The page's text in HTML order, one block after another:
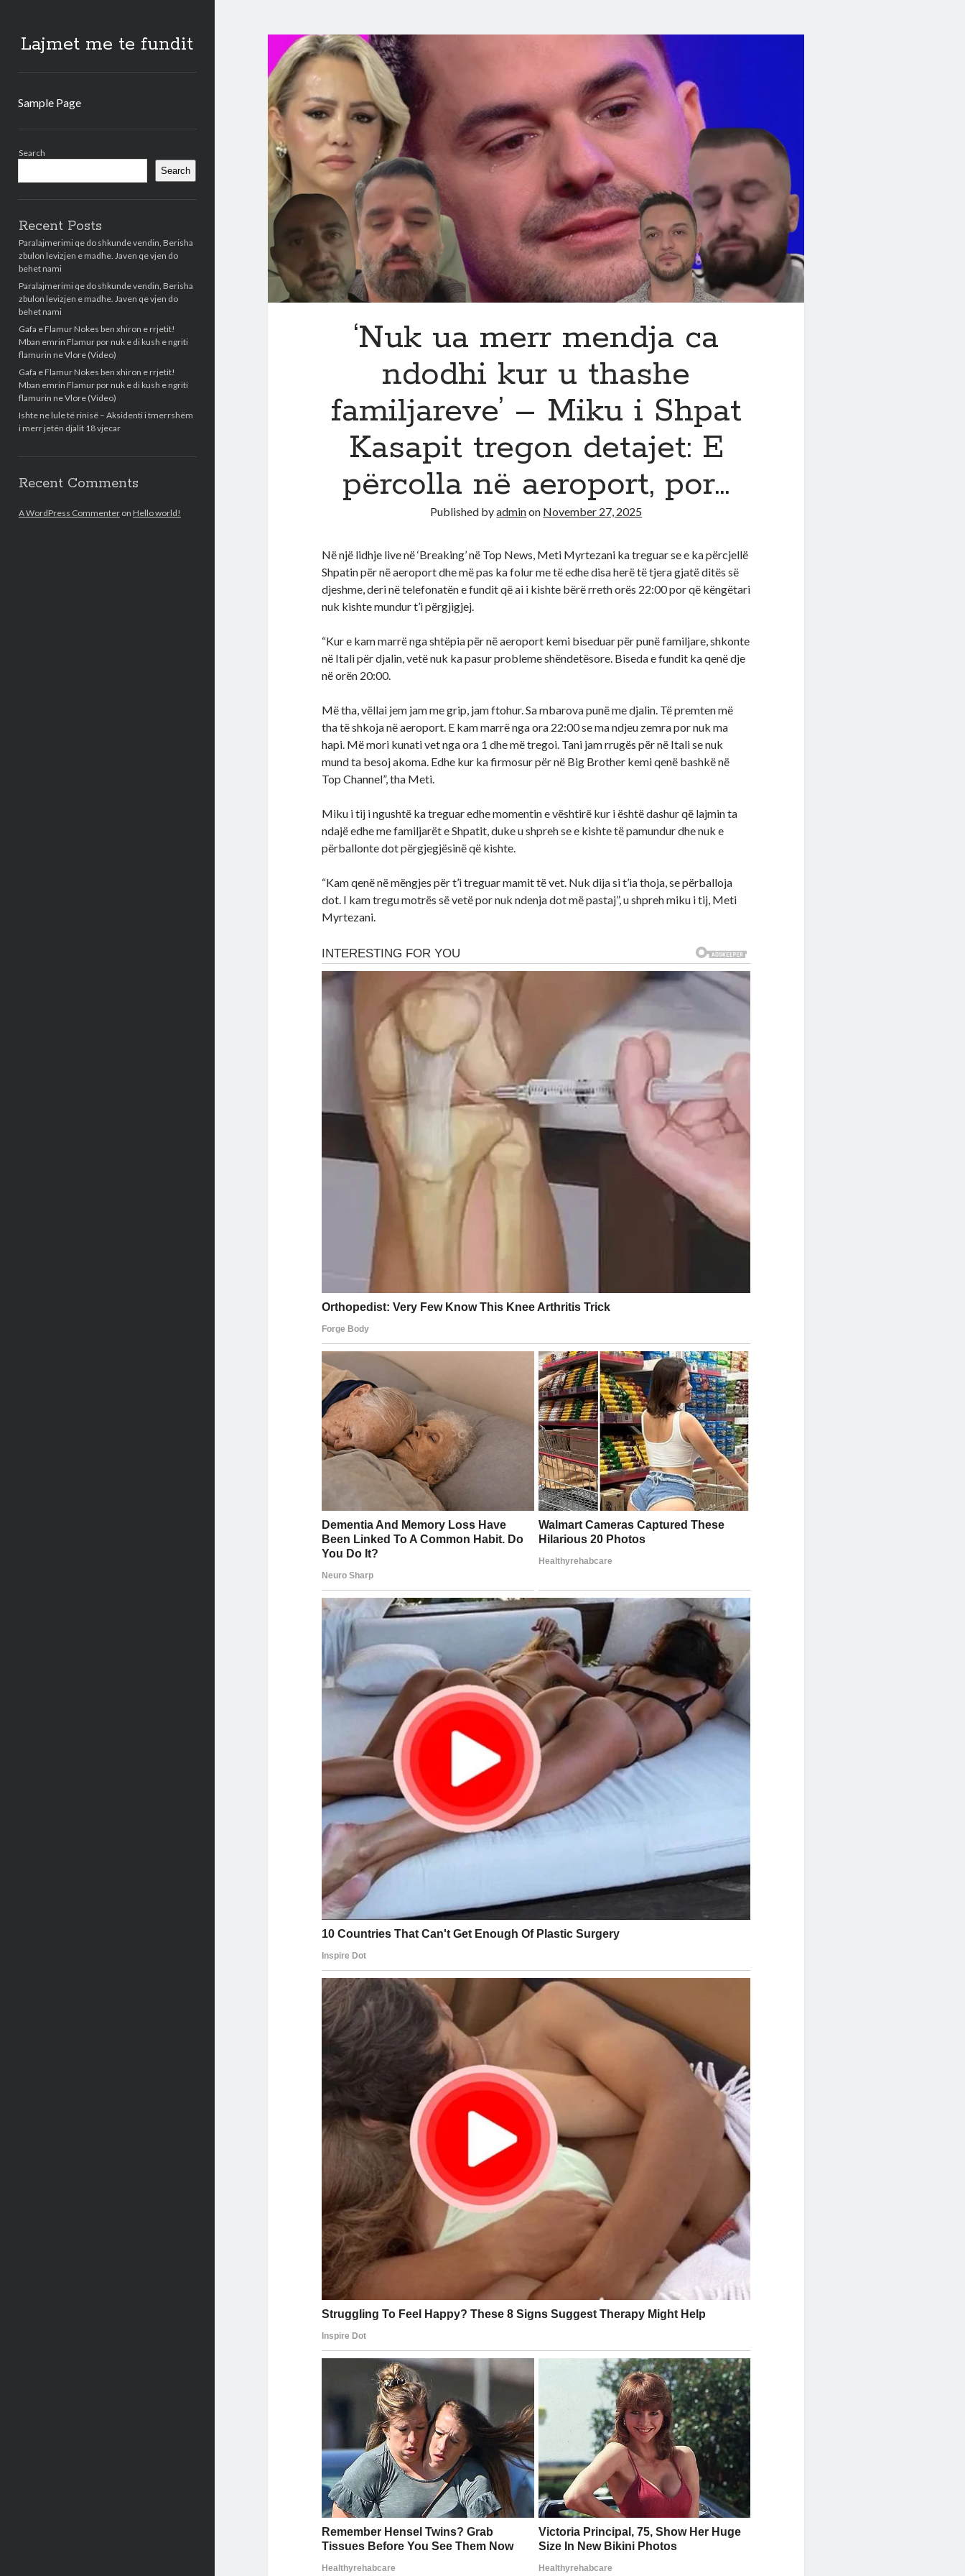
Lajmet me te fundit
Sample Page
Search
Search
Recent Posts
Paralajmerimi qe do shkunde vendin, Berisha
zbulon levizjen e madhe. Javen qe vjen do
behet nami
Paralajmerimi qe do shkunde vendin, Berisha
zbulon levizjen e madhe. Javen qe vjen do
behet nami
Gafa e Flamur Nokes ben xhiron e rrjetit!
Mban emrin Flamur por nuk e di kush e ngriti
flamurin ne Vlore (Video)
Gafa e Flamur Nokes ben xhiron e rrjetit!
Mban emrin Flamur por nuk e di kush e ngriti
flamurin ne Vlore (Video)
Ishte ne lule të rinisë – Aksidenti i tmerrshëm
i merr jetën djalit 18 vjecar
Recent Comments
A WordPress Commenteron Hello world!
‘Nuk ua merr mendja ca
ndodhi kur u thashe
familjareve’ – Miku i Shpat
Kasapit tregon detajet: E
përcolla në aeroport, por…
Published byadminon November 27, 2025
Në një lidhje live në ‘Breaking’ në Top News, Meti Myrtezani ka treguar se e ka përcjellë
Shpatin për në aeroport dhe më pas ka folur me të edhe disa herë të tjera gjatë ditës së
djeshme, deri në telefonatën e fundit që ai i kishte bërë rreth orës 22:00 por që këngëtari
nuk kishte mundur t’i përgjigjej.
“Kur e kam marrë nga shtëpia për në aeroport kemi biseduar për punë familjare, shkonte
në Itali për djalin, vetë nuk ka pasur probleme shëndetësore. Biseda e fundit ka qenë dje
në orën 20:00.
Më tha, vëllai jem jam me grip, jam ftohur. Sa mbarova punë me djalin. Të premten më
tha të shkoja në aeroport. E kam marrë nga ora 22:00 se ma ndjeu zemra por nuk ma
hapi. Më mori kunati vet nga ora 1 dhe më tregoi. Tani jam rrugës për në Itali se nuk
mund ta besoj akoma. Edhe kur ka firmosur për në Big Brother kemi qenë bashkë në
Top Channel”, tha Meti.
Miku i tij i ngushtë ka treguar edhe momentin e vështirë kur i është dashur që lajmin ta
ndajë edhe me familjarët e Shpatit, duke u shpreh se e kishte të pamundur dhe nuk e
përballonte dot përgjegjësinë që kishte.
“Kam qenë në mëngjes për t’i treguar mamit të vet. Nuk dija si t’ia thoja, se përballoja
dot. I kam tregu motrës së vetë por nuk ndenja dot më pastaj”, u shpreh miku i tij, Meti
Myrtezani.